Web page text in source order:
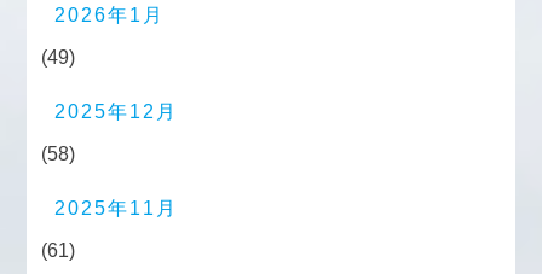
2026年1月
(49)
2025年12月
(58)
2025年11月
(61)